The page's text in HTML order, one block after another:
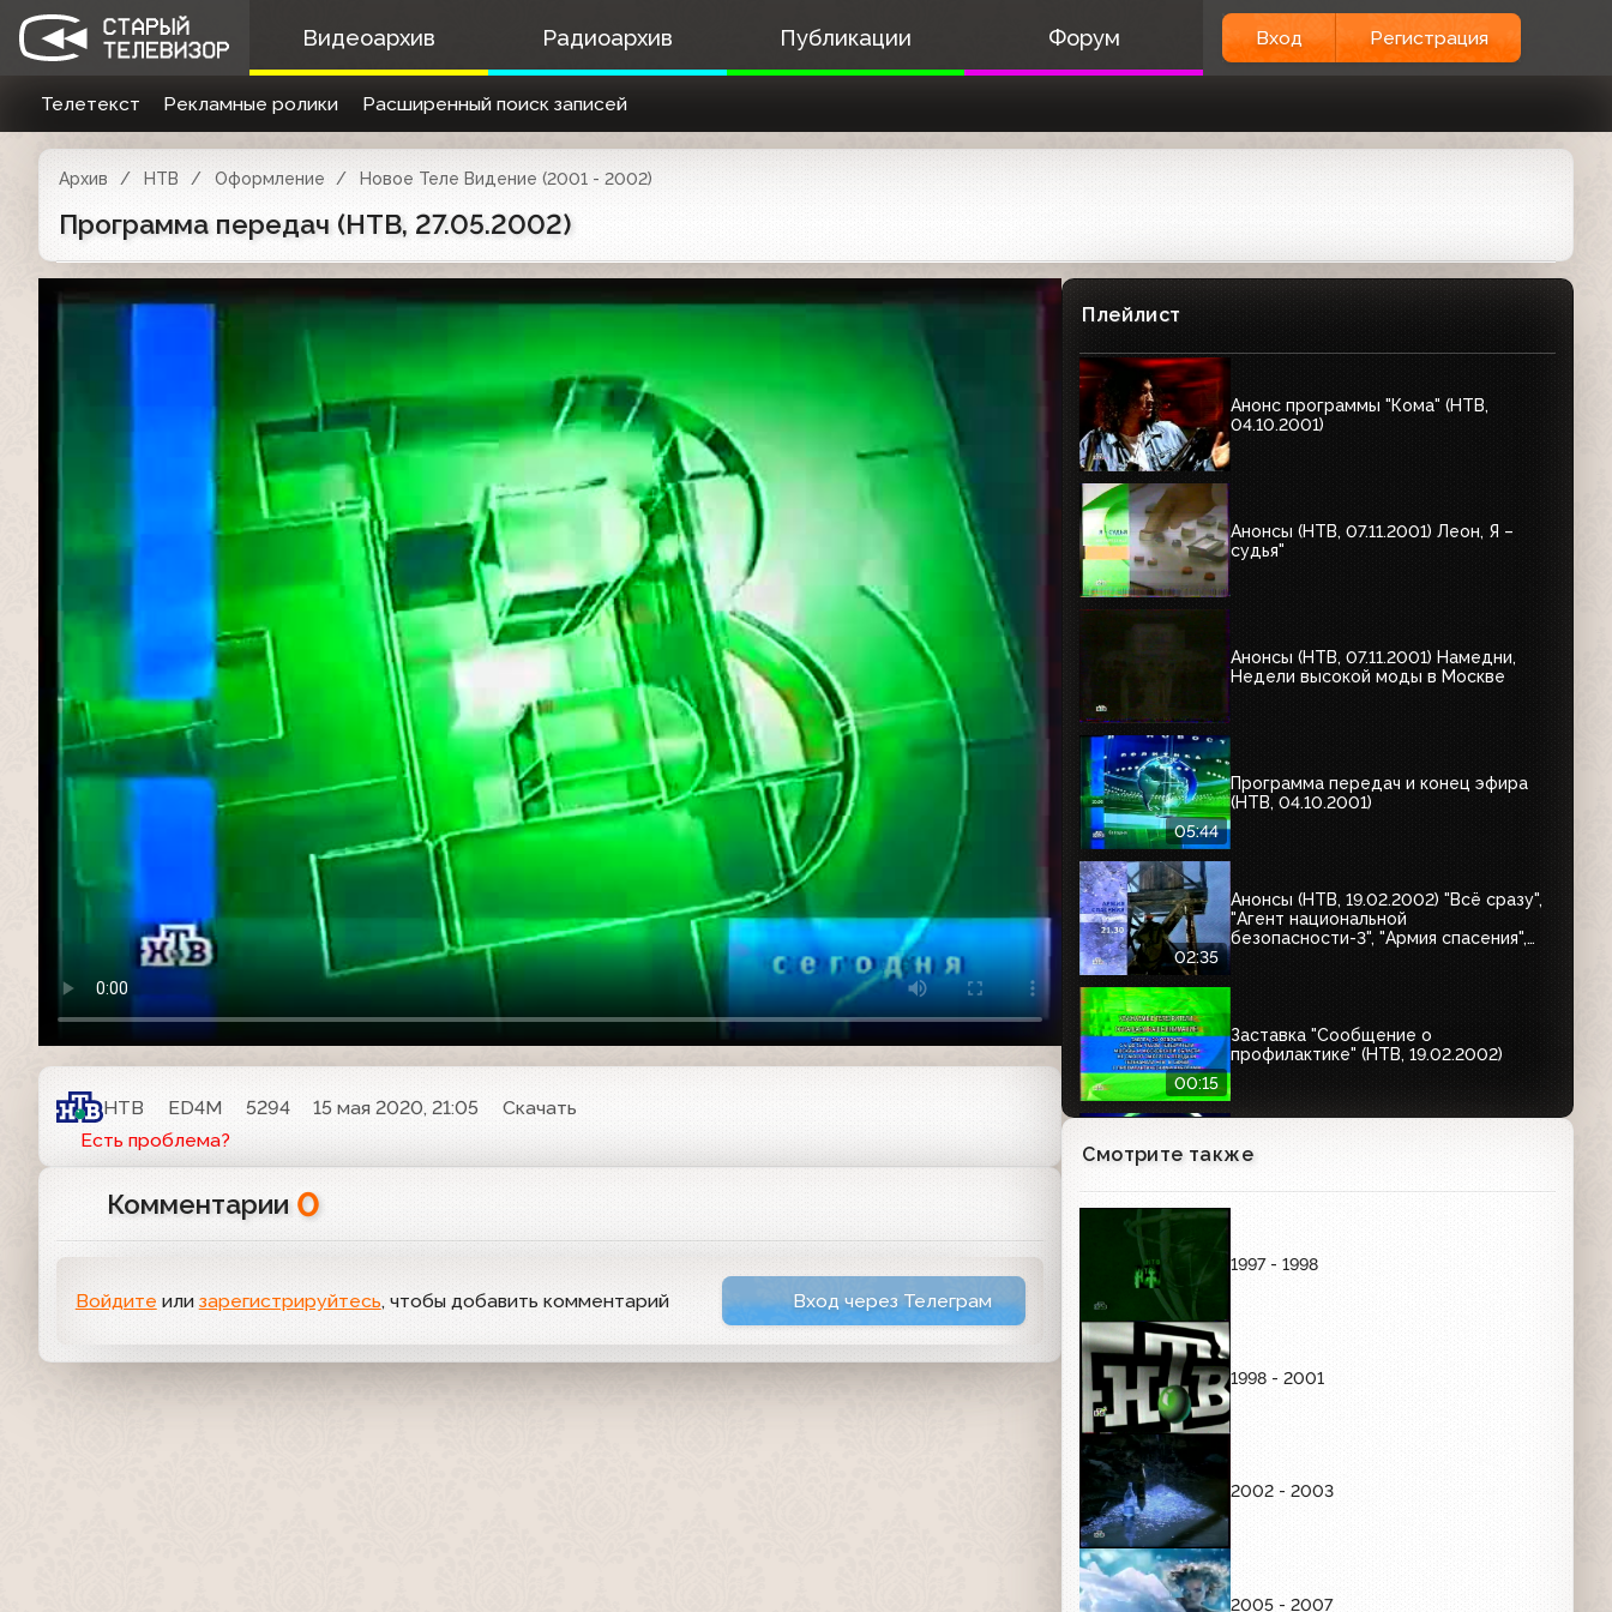
Видеоархив Радиоархив Публикации Форум Вход Регистрация
Телетекст Рекламные ролики Расширенный поиск записей
Архив НТВ Оформление Новое Теле Видение (2001 - 2002)
Программа передач (НТВ, 27.05.2002)
НТВ ED4M 5294 15 мая 2020, 21:05
Скачать
Есть проблема?
Комментарии 0
Войдите или зарегистрируйтесь, чтобы добавить комментарий Вход через Телеграм
Плейлист
Анонс программы "Кома" (НТВ,
04.10.2001)
Анонсы (НТВ, 07.11.2001) Леон, Я –
судья"
Анонсы (НТВ, 07.11.2001) Намедни,
Недели высокой моды в Москве
05:44
Программа передач и конец эфира
(НТВ, 04.10.2001)
02:35
Анонсы (НТВ, 19.02.2002) "Всё сразу",
"Агент национальной
безопасности-3", "Армия спасения",
00:15
Заставка "Сообщение о
профилактике" (НТВ, 19.02.2002)
00:05
Заставка "Это новое телевидение"
01:29
Анонсы (НТВ, 15.02.2002) “Своя игра”,
00:32
00:52
Смотрите также
1997 - 1998
1998 - 2001
2002 - 2003
2005 - 2007